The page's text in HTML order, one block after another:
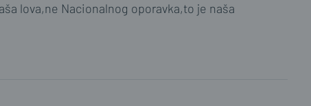
lova,ne Nacionalnog oporavka,to je naša